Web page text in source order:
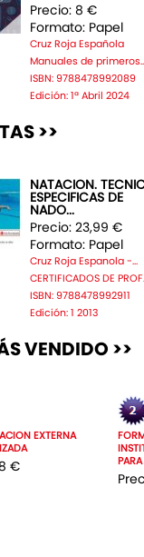
Precio: 8 €
Formato: Papel
Cruz Roja Española
Manuales de
ISBN: 9788478992089
Edición: 1ª Abril 2024
>>
NATACION.
ESPECIFICAS DE
NADO...
Precio: 23,99 €
Formato: Papel
Cruz Roja Espanola -...
CERTIFICADOS DE
ISBN: 9788478992911
Edición: 1 2013
VENDIDO >>
EXTERNA
€